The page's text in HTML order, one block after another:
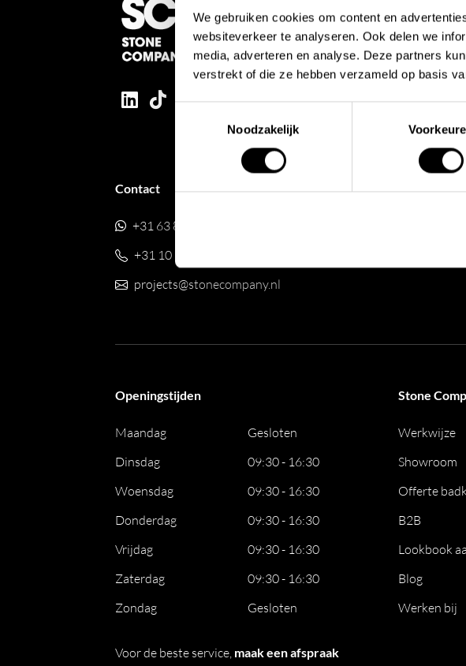
We gebruiken cookies om content en
websiteverkeer te analyseren. Ook delen we
media, adverteren en analyse. Deze partners
verstrekt of die ze hebben verzameld op basis
Noodzakelijk
Contact
+31 63 88 481 47
+31 10 28 575 85
projects@stonecompany.nl
Openingstijden
Maandag
Gesloten
Dinsdag
09:30 - 16:30
Woensdag
09:30 - 16:30
Donderdag
09:30 - 16:30
Vrijdag
09:30 - 16:30
Zaterdag
09:30 - 16:30
Zondag
Gesloten
Voor de beste service, maak een afspraak
Stone
Werkwijze
Showroom
Offerte
B2B
Lookbook
Blog
Werken bij